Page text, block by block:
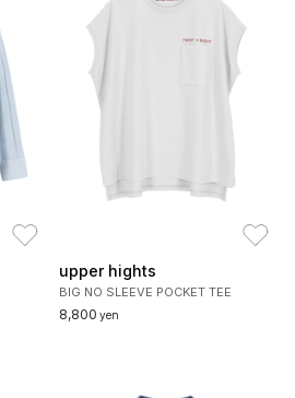
upper hights
BIG NO SLEEVE POCKET TEE
8,800 yen